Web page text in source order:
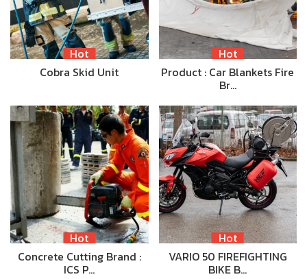
Hot
Cobra Skid Unit
Hot
Product : Car Blankets Fire
Br…
Hot
Concrete Cutting Brand :
ICS P…
Hot
VARIO 50 FIREFIGHTING
BIKE B…